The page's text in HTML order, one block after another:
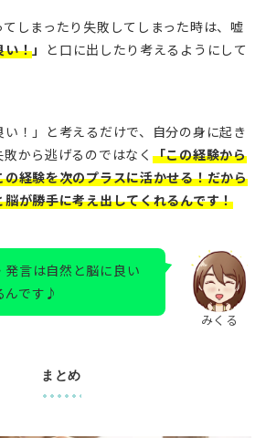
しまったり失敗してしまった時は、嘘
い！」 と口に出したり考えるようにして
！」と考えるだけで、自分の身に起き
から逃げるのではなく 「この経験から
経験を次のプラスに活かせる！だから
が勝手に考え出してくれるんです！
みくる
言は自然と脳に良い
んです♪
まとめ